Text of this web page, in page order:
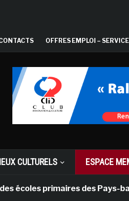
OFFRES EMPLOI –
CULTURELS ESPACE
primaires des Pays-bas il